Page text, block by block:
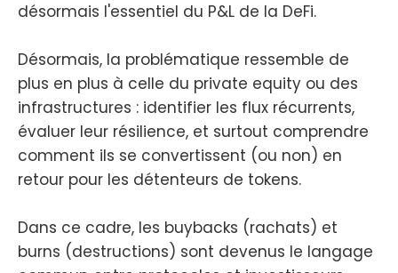
désormais l'essentiel du P&L de la DeFi.
Désormais, la problématique ressemble de
plus en plus à celle du private equity ou des
infrastructures : identifier les flux récurrents,
évaluer leur résilience, et surtout comprendre
comment ils se convertissent (ou non) en
retour pour les détenteurs de tokens.
Dans ce cadre, les buybacks (rachats) et
burns (destructions) sont devenus le langage